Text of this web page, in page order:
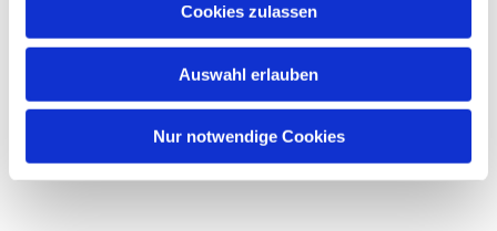
Cookies zulassen
Auswahl erlauben
Nur notwendige Cookies